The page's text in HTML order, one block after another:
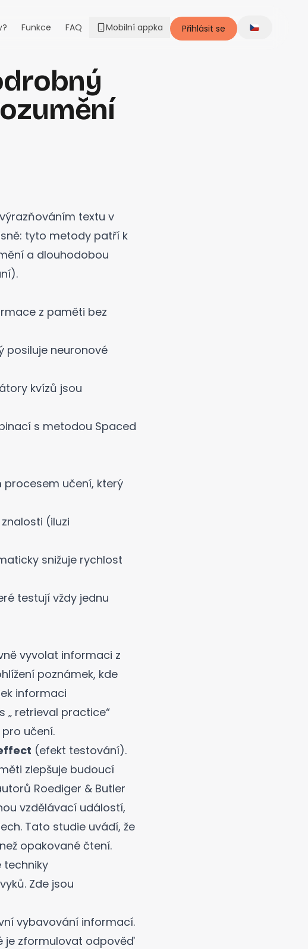
Funkce FAQ Mobilní appka Přihlásit se Change
textu v
tyto metody patří k
a dlouhodobou
z paměti bez
posiluje neuronové
kvízů jsou
s metodou Spaced
učení, který
(iluzi
snižuje rychlost
testují vždy jednu
vyvolat informaci z
poznámek, kde
informaci
„ retrieval practice“
učení.
(efekt testování).
zlepšuje budoucí
Roediger & Butler
vzdělávací událostí,
Tato studie uvádí, že
opakované čtení.
techniky
Zde jsou
vybavování informací.
je zformulovat odpověď